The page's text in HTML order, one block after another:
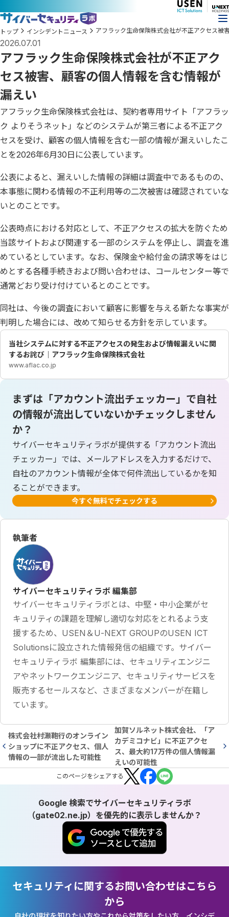
トップ インシデントニュース アフラック生命保険株式会社が不正アクセス被
2026.07.01
アフラック生命保険株式会社が不正アク
セス被害、顧客の個人情報を含む情報が
漏えい
アフラック生命保険株式会社は、契約者専用サイト「アフラッ
ク よりそうネット」などのシステムが第三者による不正アク
セスを受け、顧客の個人情報を含む一部の情報が漏えいしたこ
とを2026年6月30日に公表しています。
公表によると、漏えいした情報の詳細は調査中であるものの、
本事態に関わる情報の不正利用等の二次被害は確認されていな
いとのことです。
公表時点における対応として、不正アクセスの拡大を防ぐため
当該サイトおよび関連する一部のシステムを停止し、調査を進
めているとしています。なお、保険金や給付金の請求等をはじ
めとする各種手続きおよび問い合わせは、コールセンター等で
通常どおり受け付けているとのことです。
同社は、今後の調査において顧客に影響を与える新たな事実が
判明した場合には、改めて知らせる方針を示しています。
当社システムに対する不正アクセスの発生および情報漏えいに関
するお詫び｜アフラック生命保険株式会社
www.aflac.co.jp
まずは「アカウント流出チェッカー」で自社
の情報が流出していないかチェックしません
か？
サイバーセキュリティラボが提供する「アカウント流出
チェッカー」では、メールアドレスを入力するだけで、
自社のアカウント情報が全体で何件流出しているかを知
ることができます。
今すぐ無料でチェックする
執筆者
サイバーセキュリティラボ 編集部
サイバーセキュリティラボとは、中堅・中小企業がセ
キュリティの課題を理解し適切な対応をとれるよう支
援するため、USEN＆U-NEXT GROUPのUSEN ICT
Solutionsに設立された情報発信の組織です。サイバー
セキュリティラボ 編集部には、セキュリティエンジニ
アやネットワークエンジニア、セキュリティサービスを
販売するセールスなど、さまざまなメンバーが在籍し
ています。
株式会社村瀬鞄行のオンライン
ショップに不正アクセス、個人
情報の一部が流出した可能性
加賀ソルネット株式会社、「ア
カデミコナビ」に不正アクセ
ス、最大約17万件の個人情報漏
えいの可能性
このページをシェアする
Google 検索でサイバーセキュリティラボ
（gate02.ne.jp）を優先的に表示しませんか？
セキュリティに関するお問い合わせはこちら
から